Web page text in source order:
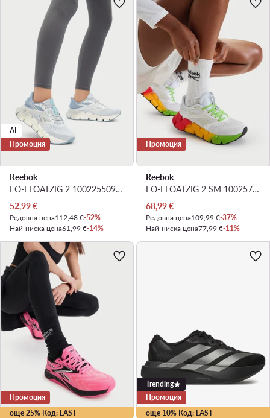
AI
Промоция
Reebok
EO-FLOATZIG 2 100225509 · Маратонки за бягане
Актуална цена
52,99€
Редовна цена112,48 €-52%
Най-ниска цена61,99 €-14%
Промоция
Reebok
EO-FLOATZIG 2 SM 100257579 · Маратонки за бягане
Актуална цена
68,99€
Редовна цена109,99 €-37%
Най-ниска цена77,99 €-11%
още 25% Код: LAST
Промоция
още 10% Код: LAST
Trending
Промоция